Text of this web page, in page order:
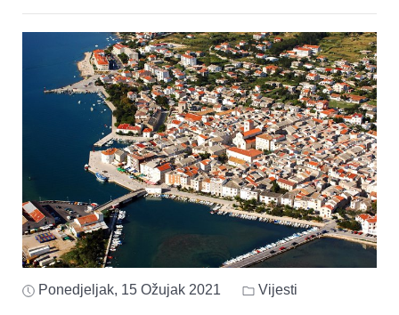
Ponedjeljak, 15 Ožujak 2021 Vijesti